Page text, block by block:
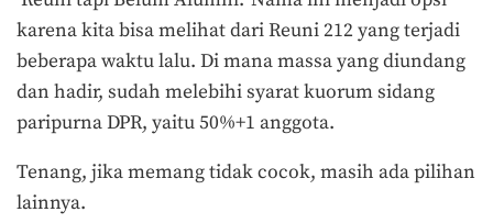
karena kita bisa melihat dari Reuni 212 yang terjadi
beberapa waktu lalu. Di mana massa yang diundang
dan hadir, sudah melebihi syarat kuorum sidang
paripurna DPR, yaitu 50%+1 anggota.
Tenang, jika memang tidak cocok, masih ada pilihan
lainnya.